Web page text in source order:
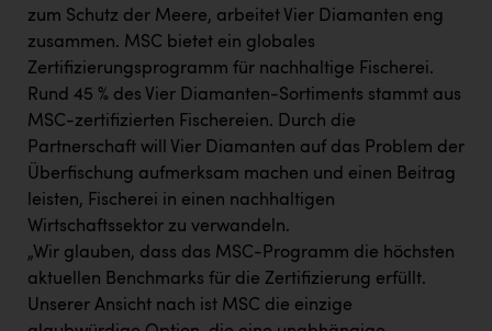
zum Schutz der Meere, arbeitet Vier Diamanten eng
zusammen. MSC bietet ein globales
Zertifizierungsprogramm für nachhaltige Fischerei.
Rund 45 % des Vier Diamanten-Sortiments stammt aus
MSC-zertifizierten Fischereien. Durch die
Partnerschaft will Vier Diamanten auf das Problem der
Überfischung aufmerksam machen und einen Beitrag
leisten, Fischerei in einen nachhaltigen
Wirtschaftssektor zu verwandeln.
„Wir glauben, dass das MSC-Programm die höchsten
aktuellen Benchmarks für die Zertifizierung erfüllt.
Unserer Ansicht nach ist MSC die einzige